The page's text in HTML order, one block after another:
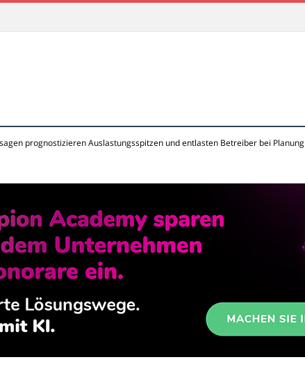
prognostizieren Auslastungsspitzen und entlasten Betreiber bei Planung